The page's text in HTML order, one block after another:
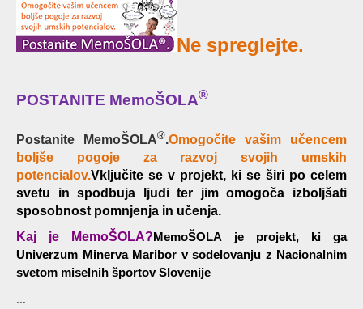
Ne spreglejte.
POSTANITE MemoŠOLA®
Postanite MemoŠOLA®.Omogočite vašim učencem
boljše pogoje za razvoj svojih umskih
potencialov.Vključite se v projekt, ki se širi po celem
svetu in spodbuja ljudi ter jim omogoča izboljšati
sposobnost pomnjenja in učenja.
Kaj je MemoŠOLA?MemoŠOLA je projekt, ki ga
Univerzum Minerva Maribor v sodelovanju z Nacionalnim
svetom miselnih športov Slovenije
...